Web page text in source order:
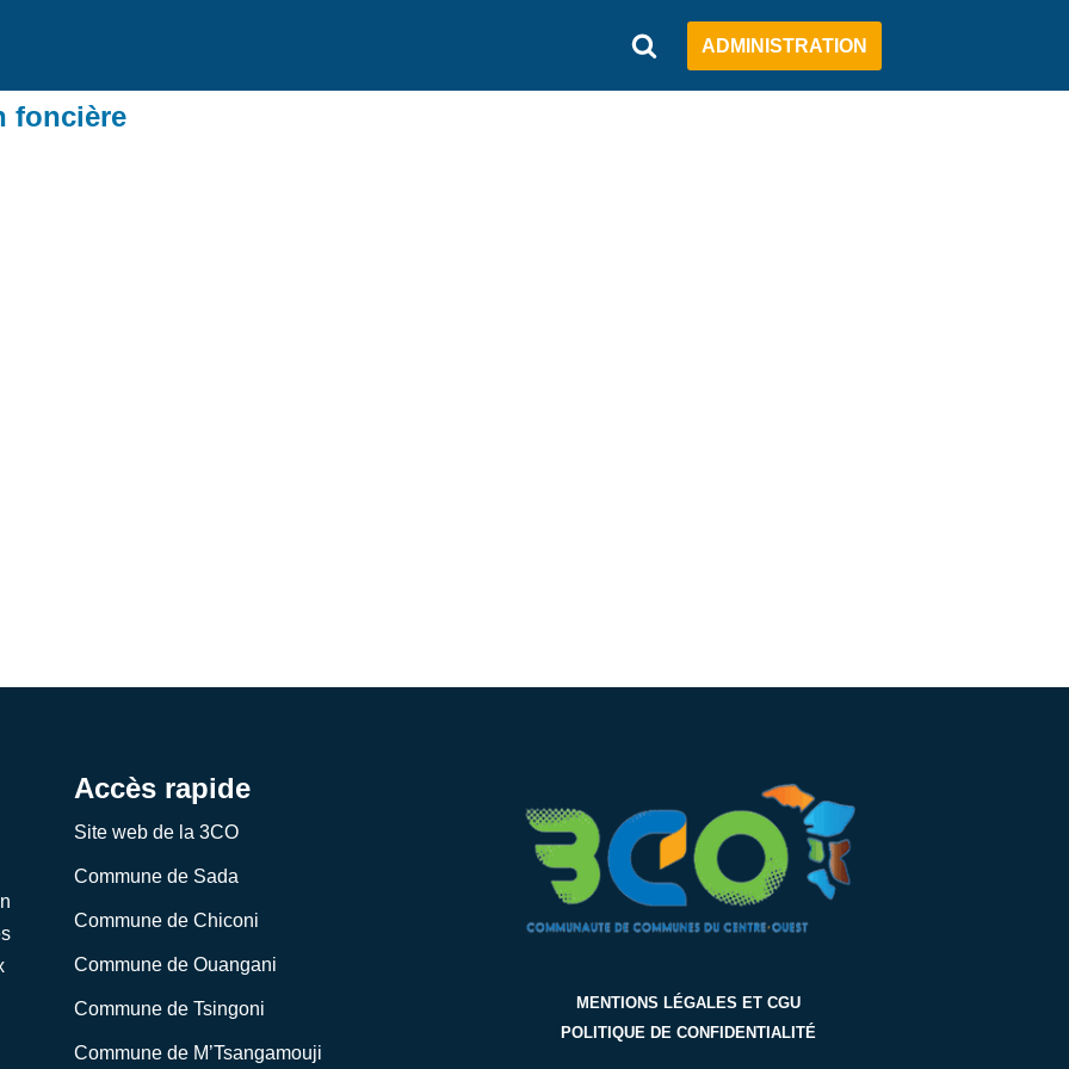
ADMINISTRATION
foncière
Accès rapide
Site web de la 3CO
Commune de Sada
Commune de Chiconi
Commune de Ouangani
Commune de Tsingoni
Commune de M’Tsangamouji
MENTIONS LÉGALES ET CGU
POLITIQUE DE CONFIDENTIALITÉ